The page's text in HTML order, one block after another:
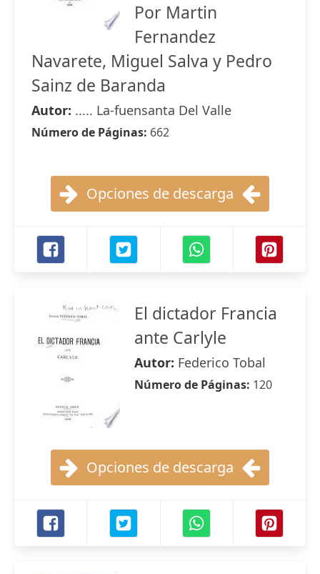
Por Martin
Fernandez
Navarete, Miguel Salva y Pedro
Sainz de Baranda
Autor: ..... La-fuensanta Del Valle
Número de Páginas: 662
Opciones de descarga
El dictador Francia
ante Carlyle
Autor: Federico Tobal
Número de Páginas: 120
Opciones de descarga